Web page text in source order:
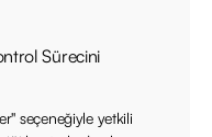
Sürecini
seçeneğiyle yetkili